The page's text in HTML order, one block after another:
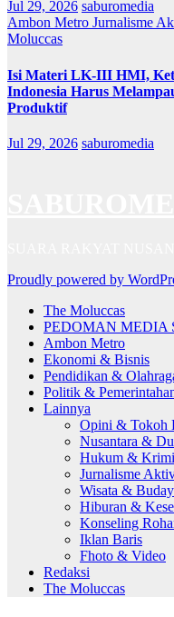
Jul 29, 2026 saburomedia
Ambon Metro Jurnalisme
Moluccas
Isi Materi LK-III HMI,
Indonesia Harus
Produktif
Jul 29, 2026 saburomedia
Proudly powered by
The Moluccas
PEDOMAN MEDIA
Ambon Metro
Ekonomi & Bisnis
Pendidikan &
Politik &
Lainnya
Opini & Tokoh
Nusantara &
Hukum &
Jurnalisme
Wisata &
Hiburan &
Konseling
Iklan Baris
Fhoto & Video
Redaksi
The Moluccas